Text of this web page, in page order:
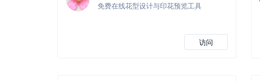
免费在线花型设计与印花预览工具
访问